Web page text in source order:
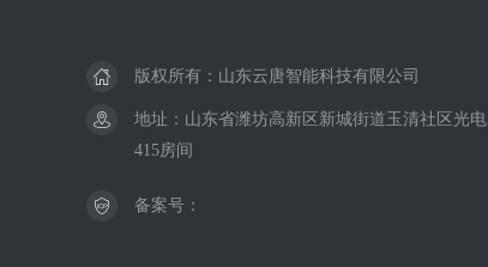
版权所有：山东云唐智能科技有限公司
地址：山东省潍坊高新区新城街道玉清社区光
415房间
备案号：